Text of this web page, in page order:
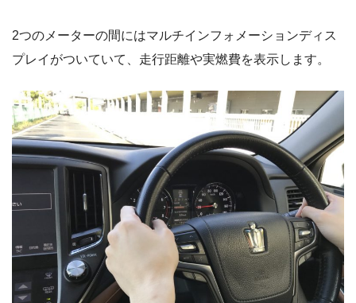
2つのメーターの間にはマルチインフォメーションディス
プレイがついていて、走行距離や実燃費を表示します。